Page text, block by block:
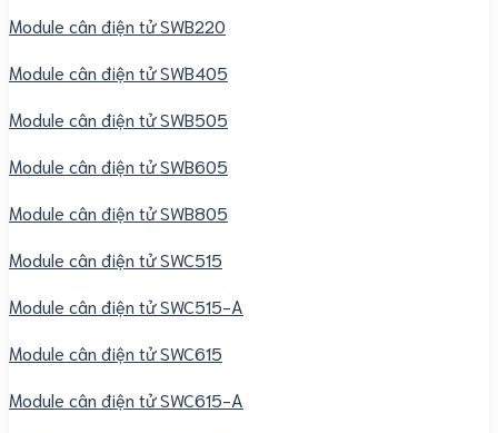
Module cân điện tử SWB220
Module cân điện tử SWB405
Module cân điện tử SWB505
Module cân điện tử SWB605
Module cân điện tử SWB805
Module cân điện tử SWC515
Module cân điện tử SWC515-A
Module cân điện tử SWC615
Module cân điện tử SWC615-A